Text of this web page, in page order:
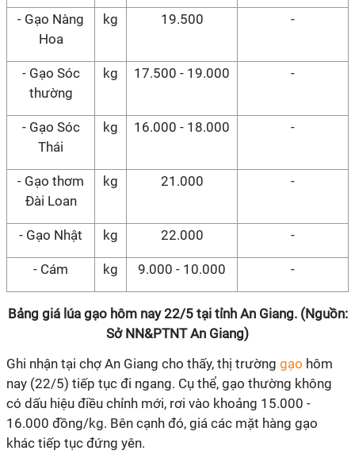
- Gạo Nàng
Hoa
kg 19.500 -
- Gạo Sóc
thường
kg 17.500 - 19.000 -
- Gạo Sóc
Thái
kg 16.000 - 18.000 -
- Gạo thơm
Đài Loan
kg 21.000 -
- Gạo Nhật kg 22.000 -
- Cám kg 9.000 - 10.000 -
Bảng giá lúa gạo hôm nay 22/5 tại tỉnh An Giang. (Nguồn:
Sở NN&PTNT An Giang)
Ghi nhận tại chợ An Giang cho thấy, thị trường gạo hôm
nay (22/5) tiếp tục đi ngang. Cụ thể, gạo thường không
có dấu hiệu điều chỉnh mới, rơi vào khoảng 15.000 -
16.000 đồng/kg. Bên cạnh đó, giá các mặt hàng gạo
khác tiếp tục đứng yên.